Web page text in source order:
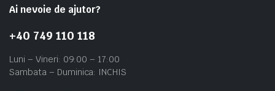
Ai nevoie de ajutor?
+40 749 110 118
Luni – Vineri: 09:00 – 17:00
Sambata – Duminica: INCHIS